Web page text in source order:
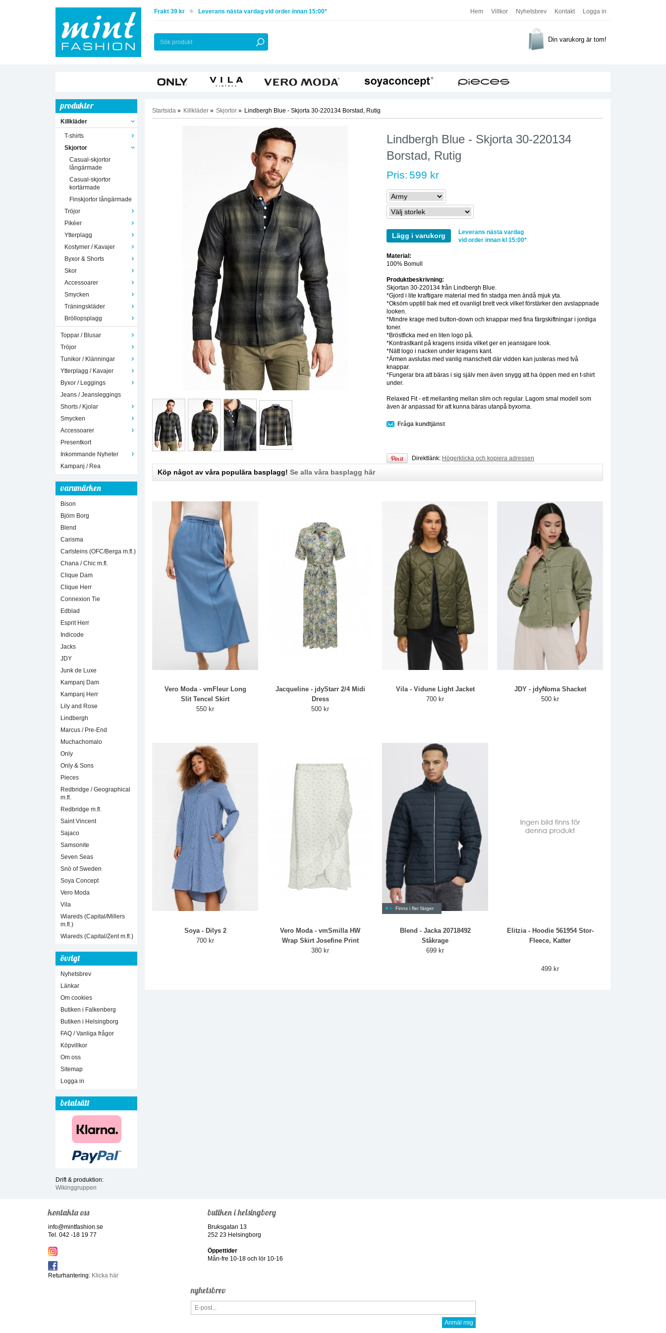
Hem Villkor Nyhetsbrev Kontakt Logga in
Frakt 39 kr Leverans nästa vardag vid order innan 15:00*
Din varukorg är tom!
produkter
Killkläder
T-shirts
Skjortor
Casual-skjortor
långärmade
Casual-skjortor
kortärmade
Finskjortor långärmade
Tröjor
Pikéer
Ytterplagg
Kostymer / Kavajer
Byxor & Shorts
Skor
Accessoarer
Smycken
Träningskläder
Bröllopsplagg
Toppar / Blusar
Tröjor
Tunikor / Klänningar
Ytterplagg / Kavajer
Byxor / Leggings
Jeans / Jeansleggings
Shorts / Kjolar
Smycken
Accessoarer
Presentkort
Inkommande Nyheter
Kampanj / Rea
varumärken
Bison
Björn Borg
Blend
Carisma
Carlsteins (OFC/Berga m.fl.)
Chana / Chic m.fl.
Clique Dam
Clique Herr
Connexion Tie
Edblad
Esprit Herr
Indicode
Jacks
JDY
Junk de Luxe
Kampanj Dam
Kampanj Herr
Lily and Rose
Lindbergh
Marcus / Pre-End
Muchachomalo
Only
Only & Sons
Pieces
Redbridge / Geographical
m.fl.
Redbridge m.fl.
Saint Vincent
Sajaco
Samsonite
Seven Seas
Snö of Sweden
Soya Concept
Vero Moda
Vila
Wiareds (Capital/Millers
m.fl.)
Wiareds (Capital/Zent m.fl.)
övrigt
Nyhetsbrev
Länkar
Om cookies
Butiken i Falkenberg
Butiken i Helsingborg
FAQ / Vanliga frågor
Köpvillkor
Om oss
Sitemap
Logga in
betalsätt
Drift & produktion:
Wikinggruppen
Startsida » Killkläder » Skjortor » Lindbergh Blue - Skjorta 30-220134 Borstad, Rutig
Lindbergh Blue - Skjorta 30-220134
Borstad, Rutig
Pris: 599 kr
Lägg i varukorg
Leverans nästa vardag
vid order innan kl 15:00*
Material:
100% Bomull
Produktbeskrivning:
Skjortan 30-220134 från Lindbergh Blue.
*Gjord i lite kraftigare material med fin stadga men ändå mjuk yta.
*Oksöm upptill bak med ett ovanligt brett veck vilket förstärker den avslappnade
looken.
*Mindre krage med button-down och knappar med fina färgskiftningar i jordiga
toner.
*Bröstficka med en liten logo på.
*Kontrastkant på kragens insida vilket ger en jeansigare look.
*Nätt logo i nacken under kragens kant.
*Ärmen avslutas med vanlig manschett där vidden kan justeras med två
knappar.
*Fungerar bra att bäras i sig själv men även snygg att ha öppen med en t-shirt
under.
Relaxed Fit - ett mellanting mellan slim och regular. Lagom smal modell som
även är anpassad för att kunna bäras utanpå byxorna.
Fråga kundtjänst
Direktlänk: Högerklicka och kopiera adressen
Köp något av våra populära basplagg! Se alla våra basplagg här
Vero Moda - vmFleur Long
Slit Tencel Skirt
550 kr
Jacqueline - jdyStarr 2/4 Midi
Dress
500 kr
Vila - Vidune Light Jacket
700 kr
JDY - jdyNoma Shacket
500 kr
Soya - Dilys 2
700 kr
Vero Moda - vmSmilla HW
Wrap Skirt Josefine Print
380 kr
Finns i fler färger
Blend - Jacka 20718492
Ståkrage
699 kr
Elitzia - Hoodie 561954 Stor-
Fleece, Katter
499 kr
kontakta oss
info@mintfashion.se
Tel. 042 -18 19 77
Returhantering: Klicka här
butiken i helsingborg
Bruksgatan 13
252 23 Helsingborg
Öppettider
Mån-fre 10-18 och lör 10-16
nyhetsbrev
Anmäl mig